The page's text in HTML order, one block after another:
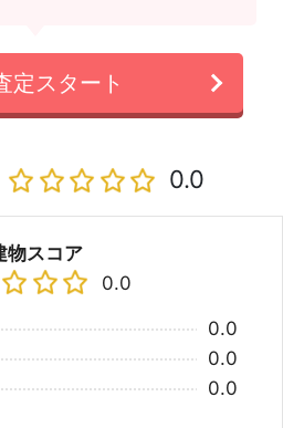
定スタート
0.0
物スコア
0.0
0.0
0.0
0.0